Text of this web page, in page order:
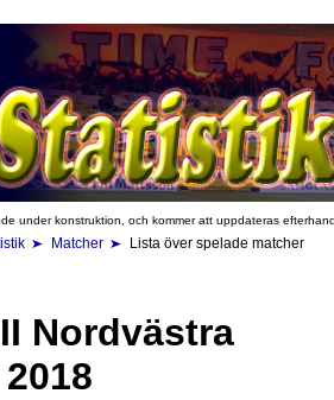
under konstruktion, och kommer att uppdateras
Matcher Lista över spelade matcher
Nordvästra